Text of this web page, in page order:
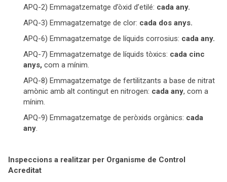
APQ-2) Emmagatzematge d’òxid d’etilé: cada any.
APQ-3) Emmagatzematge de clor: cada dos anys.
APQ-6) Emmagatzematge de líquids corrosius: cada any.
APQ-7) Emmagatzematge de líquids tòxics: cada cinc
anys, com a mínim.
APQ-8) Emmagatzematge de fertilitzants a base de nitrat
amònic amb alt contingut en nitrogen: cada any, com a
mínim.
APQ-9) Emmagatzematge de peròxids orgànics: cada
any.
Inspeccions a realitzar per Organisme de Control
Acreditat